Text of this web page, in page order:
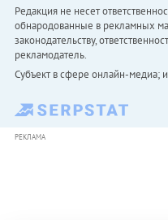
Редакция не несет
обнародованные в рекламных
законодательству,
рекламодатель.
Субъект в сфере онлайн-медиа;
РЕКЛАМА